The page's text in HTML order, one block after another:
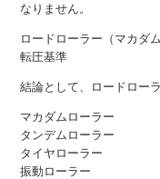
なりません。
ロードローラー（マカダ
転圧基準
結論として、ロードロー
マカダムローラー
タンデムローラー
タイヤローラー
振動ローラー